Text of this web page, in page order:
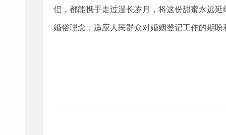
侣，都能携手走过漫长岁月，将这份甜蜜永远延
婚俗理念，适应人民群众对婚姻登记工作的期